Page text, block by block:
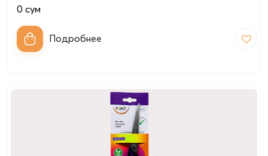
0 сум
Подробнее